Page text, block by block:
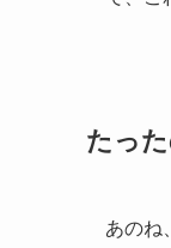
たっ
あのね